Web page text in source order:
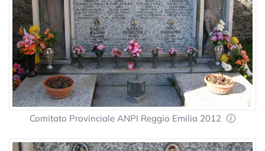
Comitato Provinciale ANPI Reggio Emilia 2012